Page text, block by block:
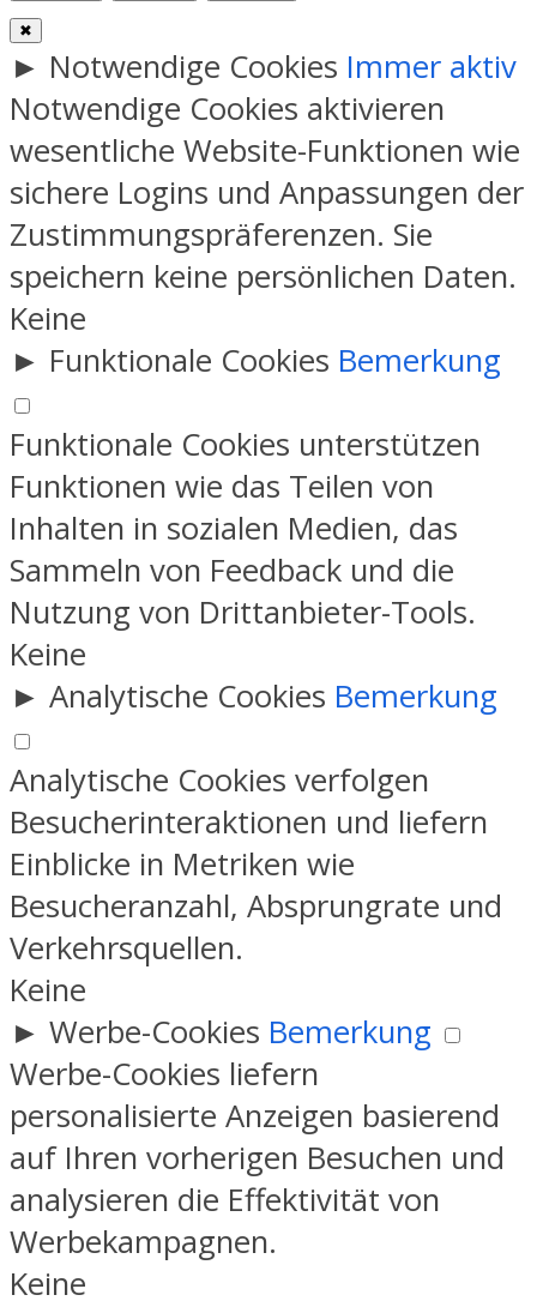
✖
► Notwendige Cookies Immer aktiv
Notwendige Cookies aktivieren
wesentliche Website-Funktionen wie
sichere Logins und Anpassungen der
Zustimmungspräferenzen. Sie
speichern keine persönlichen Daten.
Keine
► Funktionale Cookies Bemerkung
Funktionale Cookies unterstützen
Funktionen wie das Teilen von
Inhalten in sozialen Medien, das
Sammeln von Feedback und die
Nutzung von Drittanbieter-Tools.
Keine
► Analytische Cookies Bemerkung
Analytische Cookies verfolgen
Besucherinteraktionen und liefern
Einblicke in Metriken wie
Besucheranzahl, Absprungrate und
Verkehrsquellen.
Keine
► Werbe-Cookies Bemerkung
Werbe-Cookies liefern
personalisierte Anzeigen basierend
auf Ihren vorherigen Besuchen und
analysieren die Effektivität von
Werbekampagnen.
Keine